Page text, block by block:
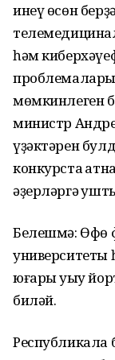
инеү өсөн
һәм
мөмкинлеген
министр
үҙәктәрен
конкурста
әҙерләргә
Белешмә: Өфө
университеты
юғары уҡыу
биләй.
Республикала